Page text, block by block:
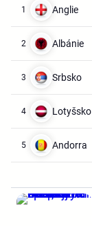
1 Anglie
2 Albánie
3 Srbsko
4 Lotyšsko
5 Andorra